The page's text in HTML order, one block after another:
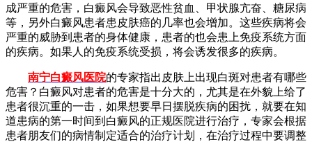
成严重的危害，白癜风会导致恶性贫血、甲状腺亢奋、糖尿病
等，另外白癜风患者患皮肤癌的几率也会增加。这些疾病将会
严重的威胁到患者的身体健康，患者的也会患上免疫系统方面
的疾病。如果人的免疫系统受损，将会诱发很多的疾病。
南宁白癜风医院的专家指出皮肤上出现白斑对患者有哪些
危害？白癜风对患者的危害是十分大的，尤其是在外貌上给了
患者很沉重的一击，如果想要早日摆脱疾病的困扰，就要在知
道患病的第一时间到白癜风的正规医院进行治疗，专家会根据
患者朋友们的病情制定适合的治疗计划，在治疗过程中要调整